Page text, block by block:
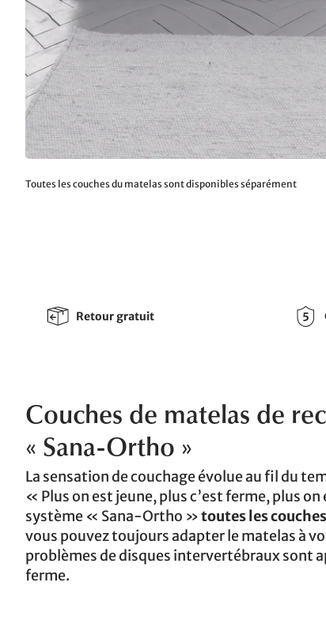
Toutes les couches du matelas sont disponibles séparément
Retour gratuit
Couches de matelas de
« Sana-Ortho »
La sensation de couchage évolue au fil du
« Plus on est jeune, plus c’est ferme, plus
système « Sana-Ortho »toutes les
vous pouvez toujours adapter le matelas à
problèmes de disques intervertébraux sont
ferme.